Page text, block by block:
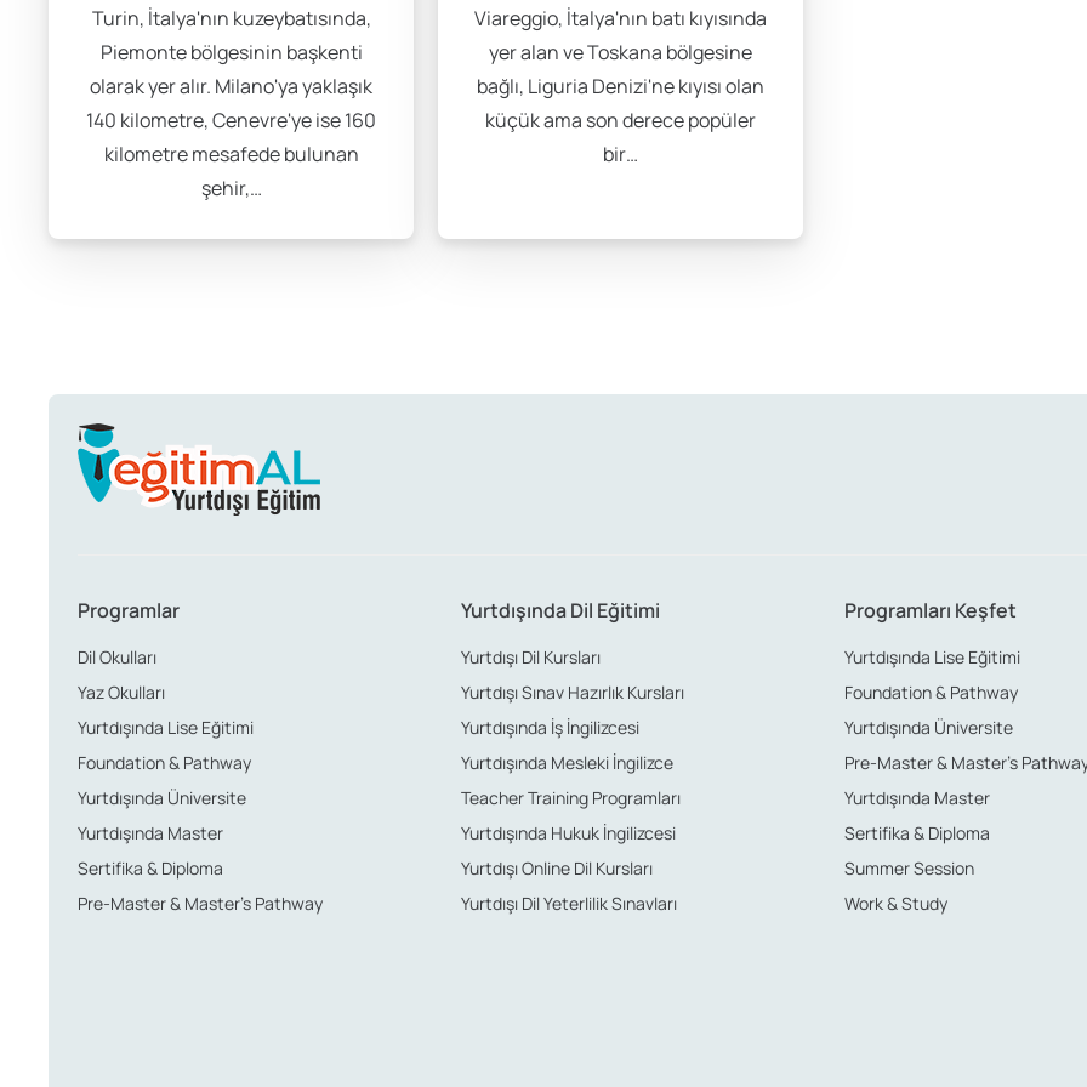
İtalya, kültürel ve sanatsal hayat açısından oldukça zengin bir ülkedir. Film festivalleri, sanat sergileri, müzik
etkinliklere katılmak, hem sosyal hayatınızı zenginleştirir hem de İtalyan kültürünü daha derinlemesine anlamanızı
mutlaka deneyimlemeniz gereken aktiviteler arasındadır.
İtalya’da Çalışma İzni
Turin, İtalya'nın kuzeybatısında,
Piemonte bölgesinin başkenti
olarak yer alır. Milano'ya yaklaşık
140 kilometre, Cenevre'ye ise 160
kilometre mesafede bulunan
şehir,…
Viareggio, İtalya'nın batı kıyısında
yer alan ve Toskana bölgesine
bağlı, Liguria Denizi'ne kıyısı olan
küçük ama son derece popüler
bir…
Programlar
Dil Okulları
Yaz Okulları
Yurtdışında Lise Eğitimi
Foundation & Pathway
Yurtdışında Üniversite
Yurtdışında Master
Sertifika & Diploma
Pre-Master & Master’s Pathway
Yurtdışında Dil Eğitimi
Yurtdışı Dil Kursları
Yurtdışı Sınav Hazırlık Kursları
Yurtdışında İş İngilizcesi
Yurtdışında Mesleki İngilizce
Teacher Training Programları
Yurtdışında Hukuk İngilizcesi
Yurtdışı Online Dil Kursları
Yurtdışı Dil Yeterlilik Sınavları
Programları Keşfet
Yurtdışında Lise Eğitimi
Foundation & Pathway
Yurtdışında Üniversite
Pre-Master & Master’s
Yurtdışında Master
Sertifika & Diploma
Summer Session
Work & Study